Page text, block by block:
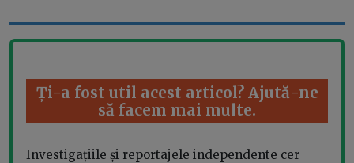
Ți-a fost util acest articol? Ajută-ne
să facem mai multe.
Investigațiile și reportajele independente cer